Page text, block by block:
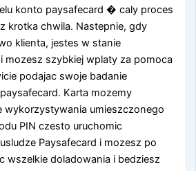
konto paysafecard � caly proces
krotka chwila. Nastepnie, gdy
klienta, jestes w stanie
mozesz szybkiej wplaty za pomoca
podajac swoje badanie
Karta mozemy
wykorzystywania umieszczonego
PIN czesto uruchomic
Paysafecard i mozesz po
wszelkie doladowania i bedziesz